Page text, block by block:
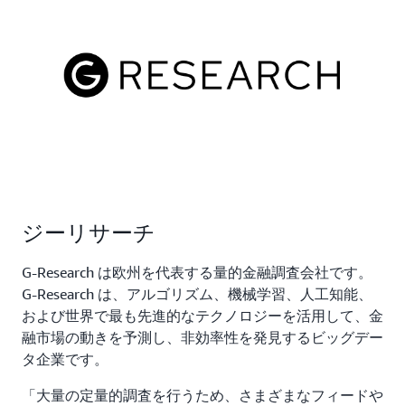
ジーリサーチ
G-Research は欧州を代表する量的金融調査会社です。
G-Research は、アルゴリズム、機械学習、人工知能、
および世界で最も先進的なテクノロジーを活用して、金
融市場の動きを予測し、非効率性を発見するビッグデー
タ企業です。
「大量の定量的調査を行うため、さまざまなフィードや